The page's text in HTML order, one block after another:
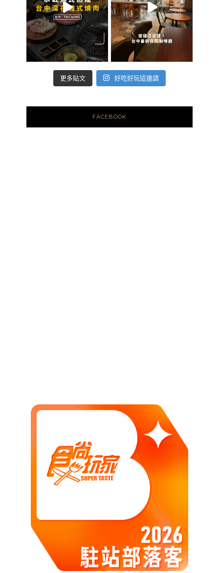
更多貼文 好吃好玩這邊請
FACEBOOK